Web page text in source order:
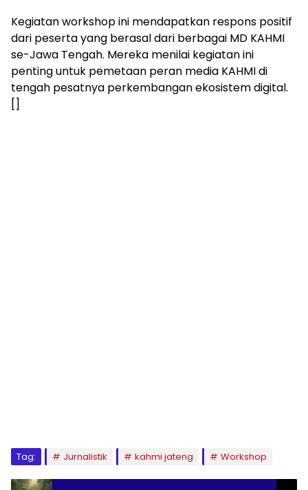
Kegiatan workshop ini mendapatkan respons positif
dari peserta yang berasal dari berbagai MD KAHMI
se-Jawa Tengah. Mereka menilai kegiatan ini
penting untuk pemetaan peran media KAHMI di
tengah pesatnya perkembangan ekosistem digital.
[]
Tag: Jurnalistik kahmi jateng Workshop